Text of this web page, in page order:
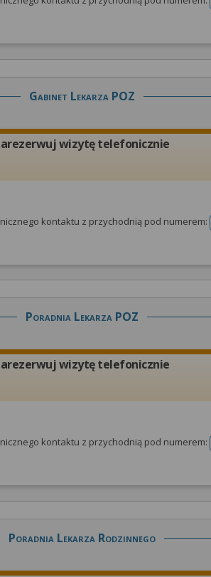
Gabinet Lekarza POZ
wizytę telefonicznie
kontaktu z przychodnią pod numerem:
Poradnia Lekarza POZ
wizytę telefonicznie
kontaktu z przychodnią pod numerem:
Poradnia Lekarza Rodzinnego